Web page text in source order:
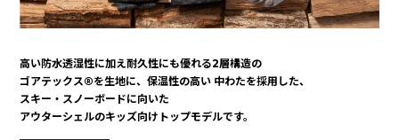
高い防水透湿性に加え耐久性にも優れる2層構造の
ゴアテックス®を生地に、保温性の高い 中わたを採用した、
スキー・スノーボードに向いた
アウターシェルのキッズ向けトップモデルです。